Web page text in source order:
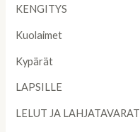
KENGITYS
Kuolaimet
Kypärät
LAPSILLE
LELUT JA LAHJATAVARAT